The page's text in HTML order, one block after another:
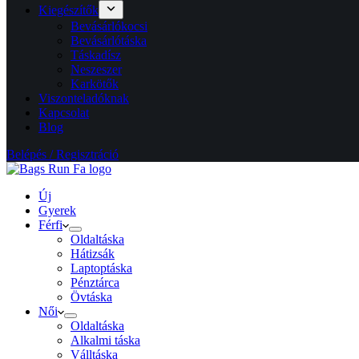
Kiegészítők
Bevásárlókocsi
Bevásárlótáska
Táskadísz
Neszeszer
Karkötők
Viszonteladóknak
Kapcsolat
Blog
Belépés / Regisztráció
Új
Gyerek
Férfi
Oldaltáska
Hátizsák
Laptoptáska
Pénztárca
Övtáska
Női
Oldaltáska
Alkalmi táska
Válltáska